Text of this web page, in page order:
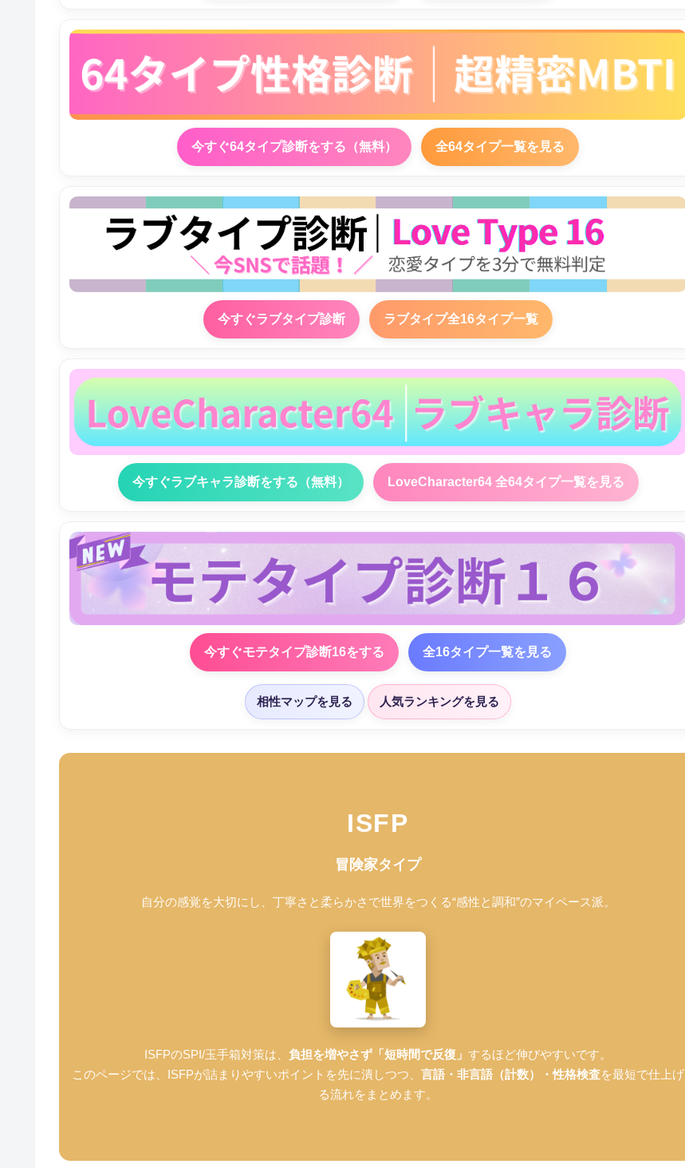
今すぐ64タイプ診断をする（無料） 全64タイプ一覧を見る
今すぐラブタイプ診断 ラブタイプ全16タイプ一覧
今すぐラブキャラ診断をする（無料） LoveCharacter64 全64タイプ一覧を見る
今すぐモテタイプ診断16をする 全16タイプ一覧を見る
相性マップを見る 人気ランキングを見る
ISFP
冒険家タイプ
自分の感覚を大切にし、丁寧さと柔らかさで世界をつくる“感性と調和”のマイペース派。
ISFPのSPI/玉手箱対策は、 負担を増やさず「短時間で反復」 するほど伸びやすいです。
このページでは、ISFPが詰まりやすいポイントを先に潰しつつ、 言語・非言語（計数）・性格検査を最短で仕上げ
る流れをまとめます。